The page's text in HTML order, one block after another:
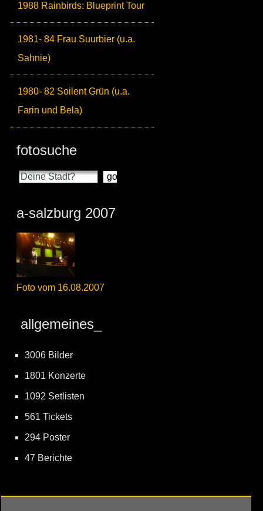
1988 Rainbirds: Blueprint Tour
1981- 84 Frau Suurbier (u.a.
Sahnie)
1980- 82 Soilent Grün (u.a.
Farin und Bela)
fotosuche
a-salzburg 2007
Foto vom 16.08.2007
allgemeines_
3006 Bilder
1801 Konzerte
1092 Setlisten
561 Tickets
294 Poster
47 Berichte